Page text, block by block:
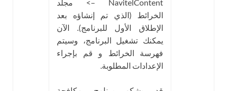
NavitelContent –> مجلد
الخرائط (الذي تم إنشاؤه بعد
الإطلاق الأول للبرنامج). الآن
يمكنك تشغيل البرنامج، وسيتم
فهرسة الخرائط و قم بإجراء
الإعدادات المطلوبة.